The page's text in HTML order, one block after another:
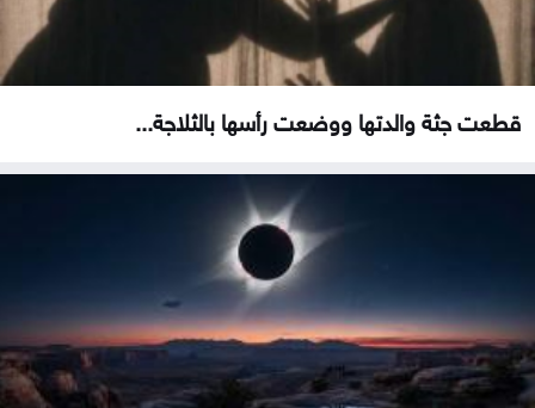
قطعت جثة والدتها ووضعت رأسها بالثلاجة...